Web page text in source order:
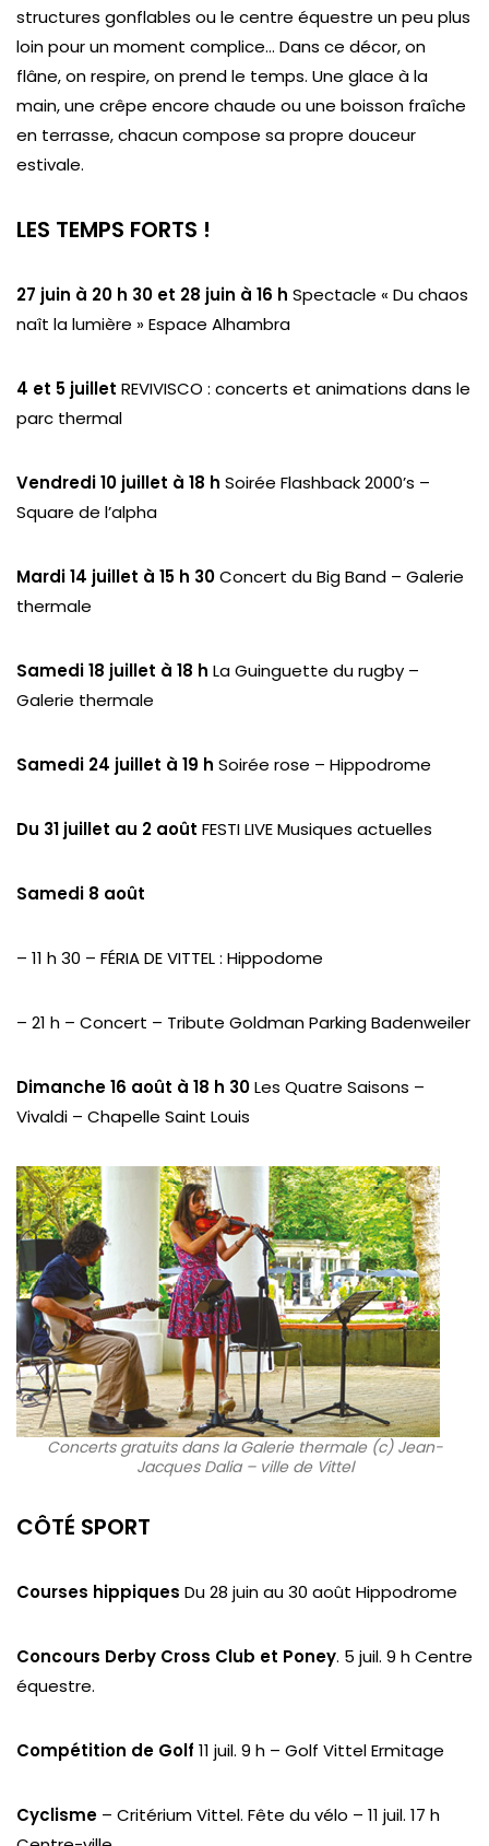
structures gonflables ou le centre équestre un peu plus
loin pour un moment complice… Dans ce décor, on
flâne, on respire, on prend le temps. Une glace à la
main, une crêpe encore chaude ou une boisson fraîche
en terrasse, chacun compose sa propre douceur
estivale.
LES TEMPS FORTS !
27 juin à 20 h 30 et 28 juin à 16 h Spectacle « Du chaos
naît la lumière » Espace Alhambra
4 et 5 juillet REVIVISCO : concerts et animations dans le
parc thermal
Vendredi 10 juillet à 18 h Soirée Flashback 2000’s –
Square de l’alpha
Mardi 14 juillet à 15 h 30Concert du Big Band – Galerie
thermale
Samedi 18 juillet à 18 h La Guinguette du rugby –
Galerie thermale
Samedi 24 juillet à 19 h Soirée rose – Hippodrome
Du 31 juillet au 2 août FESTI LIVE Musiques actuelles
Samedi 8 août
– 11 h 30 – FÉRIA DE VITTEL : Hippodome
– 21 h – Concert – Tribute Goldman Parking Badenweiler
Dimanche 16 août à 18 h 30Les Quatre Saisons –
Vivaldi – Chapelle Saint Louis
Concerts gratuits dans la Galerie thermale (c) Jean-
Jacques Dalia – ville de Vittel
CÔTÉ SPORT
Courses hippiques Du 28 juin au 30 août Hippodrome
Concours Derby Cross Club et Poney. 5 juil. 9 h Centre
équestre.
Compétition de Golf 11 juil. 9 h – Golf Vittel Ermitage
Cyclisme – Critérium Vittel. Fête du vélo – 11 juil. 17 h